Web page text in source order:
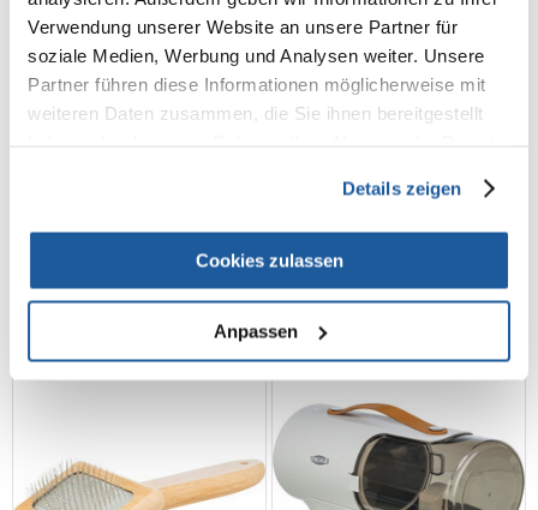
Verwendung unserer Website an unsere Partner für
soziale Medien, Werbung und Analysen weiter. Unsere
Partner führen diese Informationen möglicherweise mit
weiteren Daten zusammen, die Sie ihnen bereitgestellt
Details zeigen
Cookies zulassen
Anpassen
€3.09
IN DEN WARENKORB
€6.09